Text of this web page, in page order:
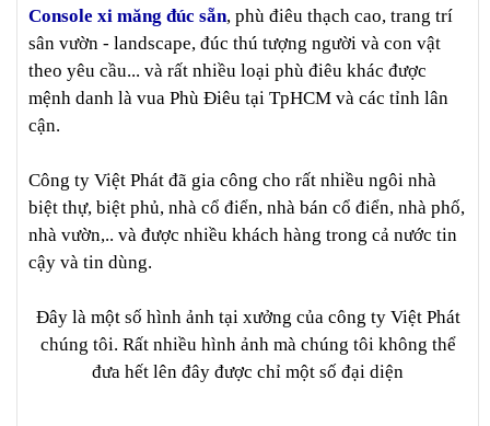
Console xi măng đúc sẵn, phù điêu thạch cao, trang trí
sân vườn - landscape, đúc thú tượng người và con vật
theo yêu cầu... và rất nhiều loại phù điêu khác được
mệnh danh là vua Phù Điêu tại TpHCM và các tỉnh lân
cận.
Công ty Việt Phát đã gia công cho rất nhiều ngôi nhà
biệt thự, biệt phủ, nhà cổ điển, nhà bán cổ điển, nhà phố,
nhà vườn,.. và được nhiều khách hàng trong cả nước tin
cậy và tin dùng.
Đây là một số hình ảnh tại xưởng của công ty Việt Phát
chúng tôi. Rất nhiều hình ảnh mà chúng tôi không thể
đưa hết lên đây được chỉ một số đại diện